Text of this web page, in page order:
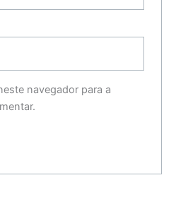
navegador para a